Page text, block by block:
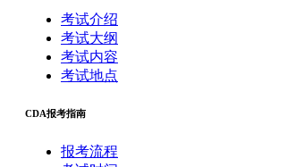
考试介绍
考试大纲
考试内容
考试地点
CDA报考指南
报考流程